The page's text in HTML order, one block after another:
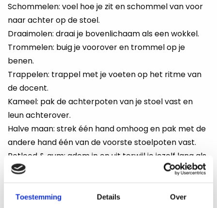
Toestemming Details Over
Schommelen: voel hoe je zit en schommel van voor
naar achter op de stoel.
Draaimolen: draai je bovenlichaam als een wokkel.
Trommelen: buig je voorover en trommel op je
benen.
Trappelen: trappel met je voeten op het ritme van
de docent.
Kameel: pak de achterpoten van je stoel vast en
leun achterover.
Halve maan: strek één hand omhoog en pak met de
andere hand één van de voorste stoelpoten vast.
Potlood & gum: adem in en uit terwijl je jezelf lang als
een potlood en dan vervolgens slap als een gum
Tafel ademen: adem in en trek je vinger langs de